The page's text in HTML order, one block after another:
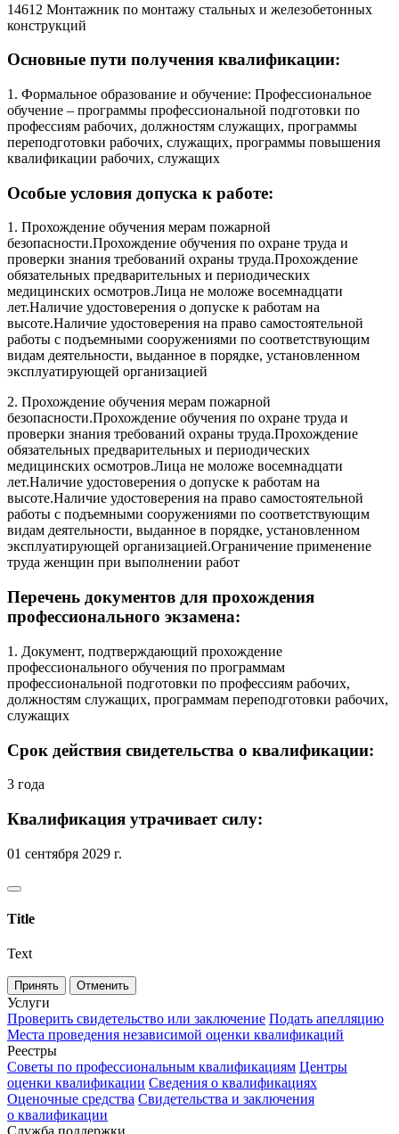
14612 Монтажник по монтажу стальных и железобетонных
конструкций
Основные пути получения квалификации:
1. Формальное образование и обучение: Профессиональное
обучение – программы профессиональной подготовки по
профессиям рабочих, должностям служащих, программы
переподготовки рабочих, служащих, программы повышения
квалификации рабочих, служащих
Особые условия допуска к работе:
1. Прохождение обучения мерам пожарной
безопасности.Прохождение обучения по охране труда и
проверки знания требований охраны труда.Прохождение
обязательных предварительных и периодических
медицинских осмотров.Лица не моложе восемнадцати
лет.Наличие удостоверения о допуске к работам на
высоте.Наличие удостоверения на право самостоятельной
работы с подъемными сооружениями по соответствующим
видам деятельности, выданное в порядке, установленном
эксплуатирующей организацией
2. Прохождение обучения мерам пожарной
безопасности.Прохождение обучения по охране труда и
проверки знания требований охраны труда.Прохождение
обязательных предварительных и периодических
медицинских осмотров.Лица не моложе восемнадцати
лет.Наличие удостоверения о допуске к работам на
высоте.Наличие удостоверения на право самостоятельной
работы с подъемными сооружениями по соответствующим
видам деятельности, выданное в порядке, установленном
эксплуатирующей организацией.Ограничение применение
труда женщин при выполнении работ
Перечень документов для прохождения
профессионального экзамена:
1. Документ, подтверждающий прохождение
профессионального обучения по программам
профессиональной подготовки по профессиям рабочих,
должностям служащих, программам переподготовки рабочих,
служащих
Срок действия свидетельства о квалификации:
3 года
Квалификация утрачивает силу:
01 сентября 2029 г.
Title
Text
Принять Отменить
Услуги
Проверить свидетельство или заключение Подать апелляцию
Места проведения независимой оценки квалификаций
Реестры
Советы по профессиональным квалификациям Центры
оценки квалификации Сведения о квалификациях
Оценочные средства Свидетельства и заключения
о квалификации